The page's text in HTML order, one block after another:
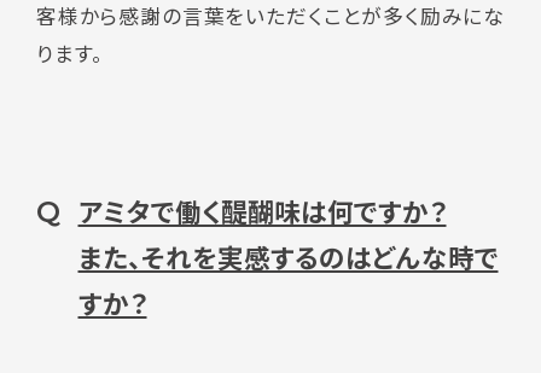
客様から感謝の言葉をいただくことが多く励みにな
ります。
Q アミタで働く醍醐味は何ですか？
また、それを実感するのはどんな時で
すか？